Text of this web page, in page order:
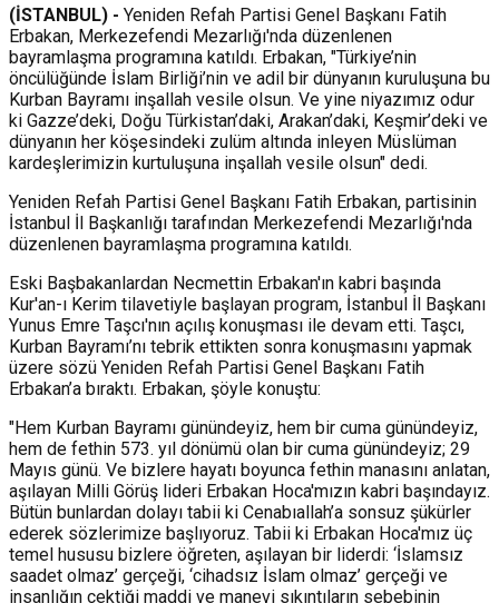
(İSTANBUL) - Yeniden Refah Partisi Genel Başkanı Fatih
Erbakan, Merkezefendi Mezarlığı'nda düzenlenen
bayramlaşma programına katıldı. Erbakan, "Türkiye’nin
öncülüğünde İslam Birliği’nin ve adil bir dünyanın kuruluşuna bu
Kurban Bayramı inşallah vesile olsun. Ve yine niyazımız odur
ki Gazze’deki, Doğu Türkistan’daki, Arakan’daki, Keşmir’deki ve
dünyanın her köşesindeki zulüm altında inleyen Müslüman
kardeşlerimizin kurtuluşuna inşallah vesile olsun" dedi.
Yeniden Refah Partisi Genel Başkanı Fatih Erbakan, partisinin
İstanbul İl Başkanlığı tarafından Merkezefendi Mezarlığı'nda
düzenlenen bayramlaşma programına katıldı.
Eski Başbakanlardan Necmettin Erbakan'ın kabri başında
Kur'an-ı Kerim tilavetiyle başlayan program, İstanbul İl Başkanı
Yunus Emre Taşcı'nın açılış konuşması ile devam etti. Taşcı,
Kurban Bayramı’nı tebrik ettikten sonra konuşmasını yapmak
üzere sözü Yeniden Refah Partisi Genel Başkanı Fatih
Erbakan’a bıraktı. Erbakan, şöyle konuştu:
"Hem Kurban Bayramı günündeyiz, hem bir cuma günündeyiz,
hem de fethin 573. yıl dönümü olan bir cuma günündeyiz; 29
Mayıs günü. Ve bizlere hayatı boyunca fethin manasını anlatan,
aşılayan Milli Görüş lideri Erbakan Hoca'mızın kabri başındayız.
Bütün bunlardan dolayı tabii ki Cenabıallah’a sonsuz şükürler
ederek sözlerimize başlıyoruz. Tabii ki Erbakan Hoca'mız üç
temel hususu bizlere öğreten, aşılayan bir liderdi: ‘İslamsız
saadet olmaz’ gerçeği, ‘cihadsız İslam olmaz’ gerçeği ve
insanlığın çektiği maddi ve manevi sıkıntıların sebebinin